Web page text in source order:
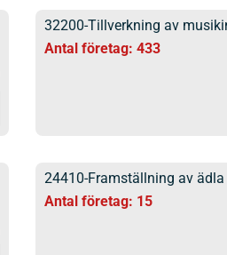
32200-Tillverkning av
Antal företag: 433
24410-Framställning av
Antal företag: 15